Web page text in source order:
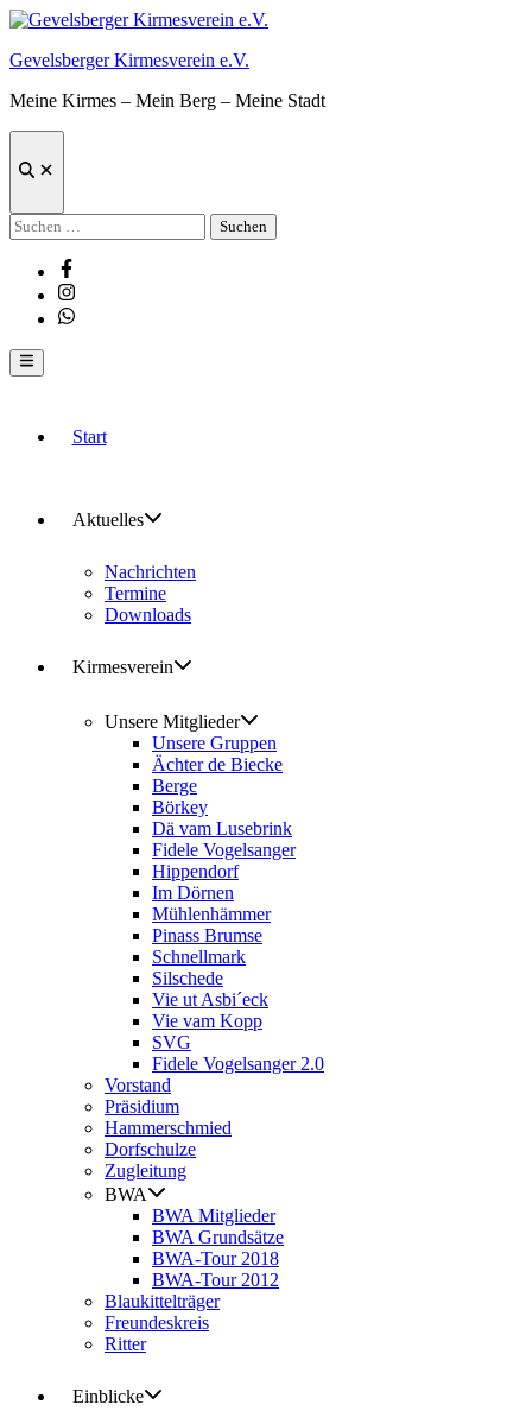
Zum
springen
Gevelsberger Kirmesverein e.V.
Meine Kirmes – Mein Berg – Meine Stadt
Suche
Suchen
nach:
Facebook
Instagram
Whatsapp
Hauptmenü
Start
Aktuelles
Nachrichten
Termine
Downloads
Kirmesverein
Unsere Mitglieder
Unsere Gruppen
Ächter de Biecke
Berge
Börkey
Dä vam Lusebrink
Fidele Vogelsanger
Hippendorf
Im Dörnen
Mühlenhämmer
Pinass Brumse
Schnellmark
Silschede
Vie ut Asbi´eck
Vie vam Kopp
SVG
Fidele Vogelsanger 2.0
Vorstand
Präsidium
Hammerschmied
Dorfschulze
Zugleitung
BWA
BWA Mitglieder
BWA Grundsätze
BWA-Tour 2018
BWA-Tour 2012
Blaukittelträger
Freundeskreis
Ritter
Einblicke